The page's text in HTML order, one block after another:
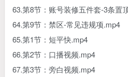
63.第8节：账号装修五件套-3条置
64.第9节：禁区-常见违规项.mp4
65.第1节：短平快.mp4
66.第2节：口播视频.mp4
67.第3节：旁白视频.mp4